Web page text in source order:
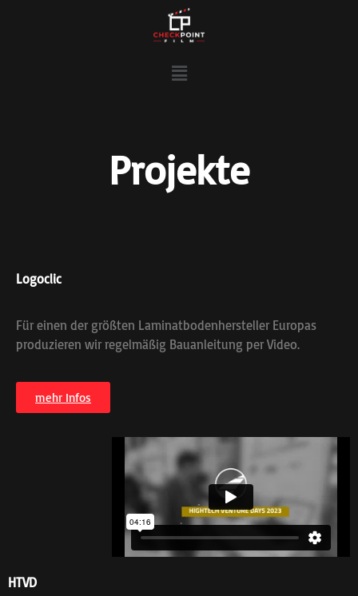
Projekte
Logoclic
Für einen der größten Laminatbodenhersteller Europas
produzieren wir regelmäßig Bauanleitung per Video.
mehr Infos
HTVD